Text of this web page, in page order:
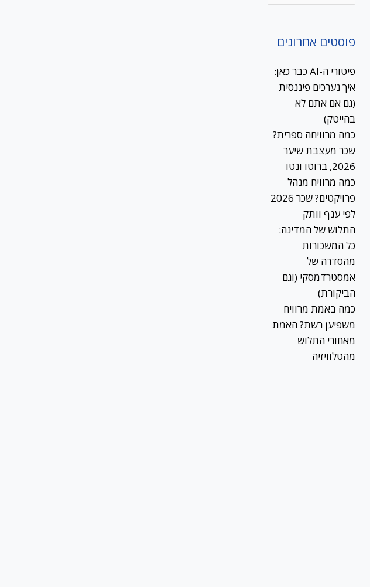
for:
פוסטים אחרונים
פיטורי ה-AI כבר כאן:
איך נערכים פיננסית
(גם אם אתם לא
בהייטק)
כמה מרוויחה ספרית?
שכר מעצבת שיער
2026, ברוטו ונטו
כמה מרוויח מנהל
פרויקטים? שכר 2026
לפי ענף וותק
התלוש של המדינה:
כל המשכורות
מהסדרה של
אמסטרדמסקי (וגם
הביקורת)
כמה באמת מרוויח
משפיען רשת? האמת
מאחורי התלוש
מהטלוויזיה